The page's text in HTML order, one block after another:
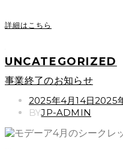
詳細はこちら
UNCATEGORIZED
事業終了のお知らせ
POSTED
ON
2025年4月14日2025
BYJP-ADMIN